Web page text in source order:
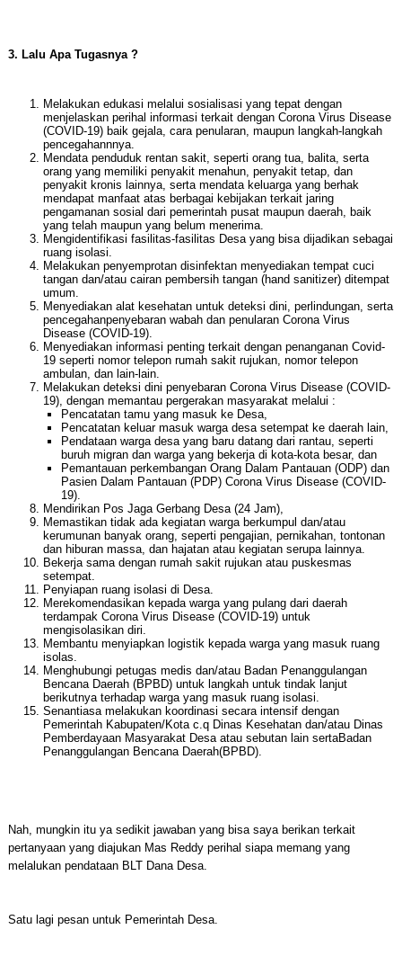
3. Lalu Apa Tugasnya ?
Melakukan edukasi melalui sosialisasi yang tepat dengan
menjelaskan perihal informasi terkait dengan Corona Virus Disease
(COVID-19) baik gejala, cara penularan, maupun langkah-langkah
pencegahannnya.
Mendata penduduk rentan sakit, seperti orang tua, balita, serta
orang yang memiliki penyakit menahun, penyakit tetap, dan
penyakit kronis lainnya, serta mendata keluarga yang berhak
mendapat manfaat atas berbagai kebijakan terkait jaring
pengamanan sosial dari pemerintah pusat maupun daerah, baik
yang telah maupun yang belum menerima.
Mengidentifikasi fasilitas-fasilitas Desa yang bisa dijadikan sebagai
ruang isolasi.
Melakukan penyemprotan disinfektan menyediakan tempat cuci
tangan dan/atau cairan pembersih tangan (hand sanitizer) ditempat
umum.
Menyediakan alat kesehatan untuk deteksi dini, perlindungan, serta
pencegahanpenyebaran wabah dan penularan Corona Virus
Disease (COVID-19).
Menyediakan informasi penting terkait dengan penanganan Covid-
19 seperti nomor telepon rumah sakit rujukan, nomor telepon
ambulan, dan lain-lain.
Melakukan deteksi dini penyebaran Corona Virus Disease (COVID-
19), dengan memantau pergerakan masyarakat melalui :
Pencatatan tamu yang masuk ke Desa,
Pencatatan keluar masuk warga desa setempat ke daerah lain,
Pendataan warga desa yang baru datang dari rantau, seperti
buruh migran dan warga yang bekerja di kota-kota besar, dan
Pemantauan perkembangan Orang Dalam Pantauan (ODP) dan
Pasien Dalam Pantauan (PDP) Corona Virus Disease (COVID-
19).
Mendirikan Pos Jaga Gerbang Desa (24 Jam),
Memastikan tidak ada kegiatan warga berkumpul dan/atau
kerumunan banyak orang, seperti pengajian, pernikahan, tontonan
dan hiburan massa, dan hajatan atau kegiatan serupa lainnya.
Bekerja sama dengan rumah sakit rujukan atau puskesmas
setempat.
Penyiapan ruang isolasi di Desa.
Merekomendasikan kepada warga yang pulang dari daerah
terdampak Corona Virus Disease (COVID-19) untuk
mengisolasikan diri.
Membantu menyiapkan logistik kepada warga yang masuk ruang
isolas.
Menghubungi petugas medis dan/atau Badan Penanggulangan
Bencana Daerah (BPBD) untuk langkah untuk tindak lanjut
berikutnya terhadap warga yang masuk ruang isolasi.
Senantiasa melakukan koordinasi secara intensif dengan
Pemerintah Kabupaten/Kota c.q Dinas Kesehatan dan/atau Dinas
Pemberdayaan Masyarakat Desa atau sebutan lain sertaBadan
Penanggulangan Bencana Daerah(BPBD).
Nah, mungkin itu ya sedikit jawaban yang bisa saya berikan terkait
pertanyaan yang diajukan Mas Reddy perihal siapa memang yang
melalukan pendataan BLT Dana Desa.
Satu lagi pesan untuk Pemerintah Desa.